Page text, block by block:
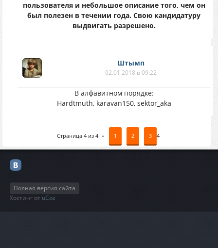
пользователя и небольшое описание того, чем он
был полезен в течении года. Свою кандидатуру
выдвигать разрешено.
Штымп
02.01.2018 в 09:22
В алфавитном порядке:
Hardtmuth, karavan150, sektor_aka
Страница 4 из 4 « 1 2 3 4
Полная версия сайта
Хостинг от uCoz